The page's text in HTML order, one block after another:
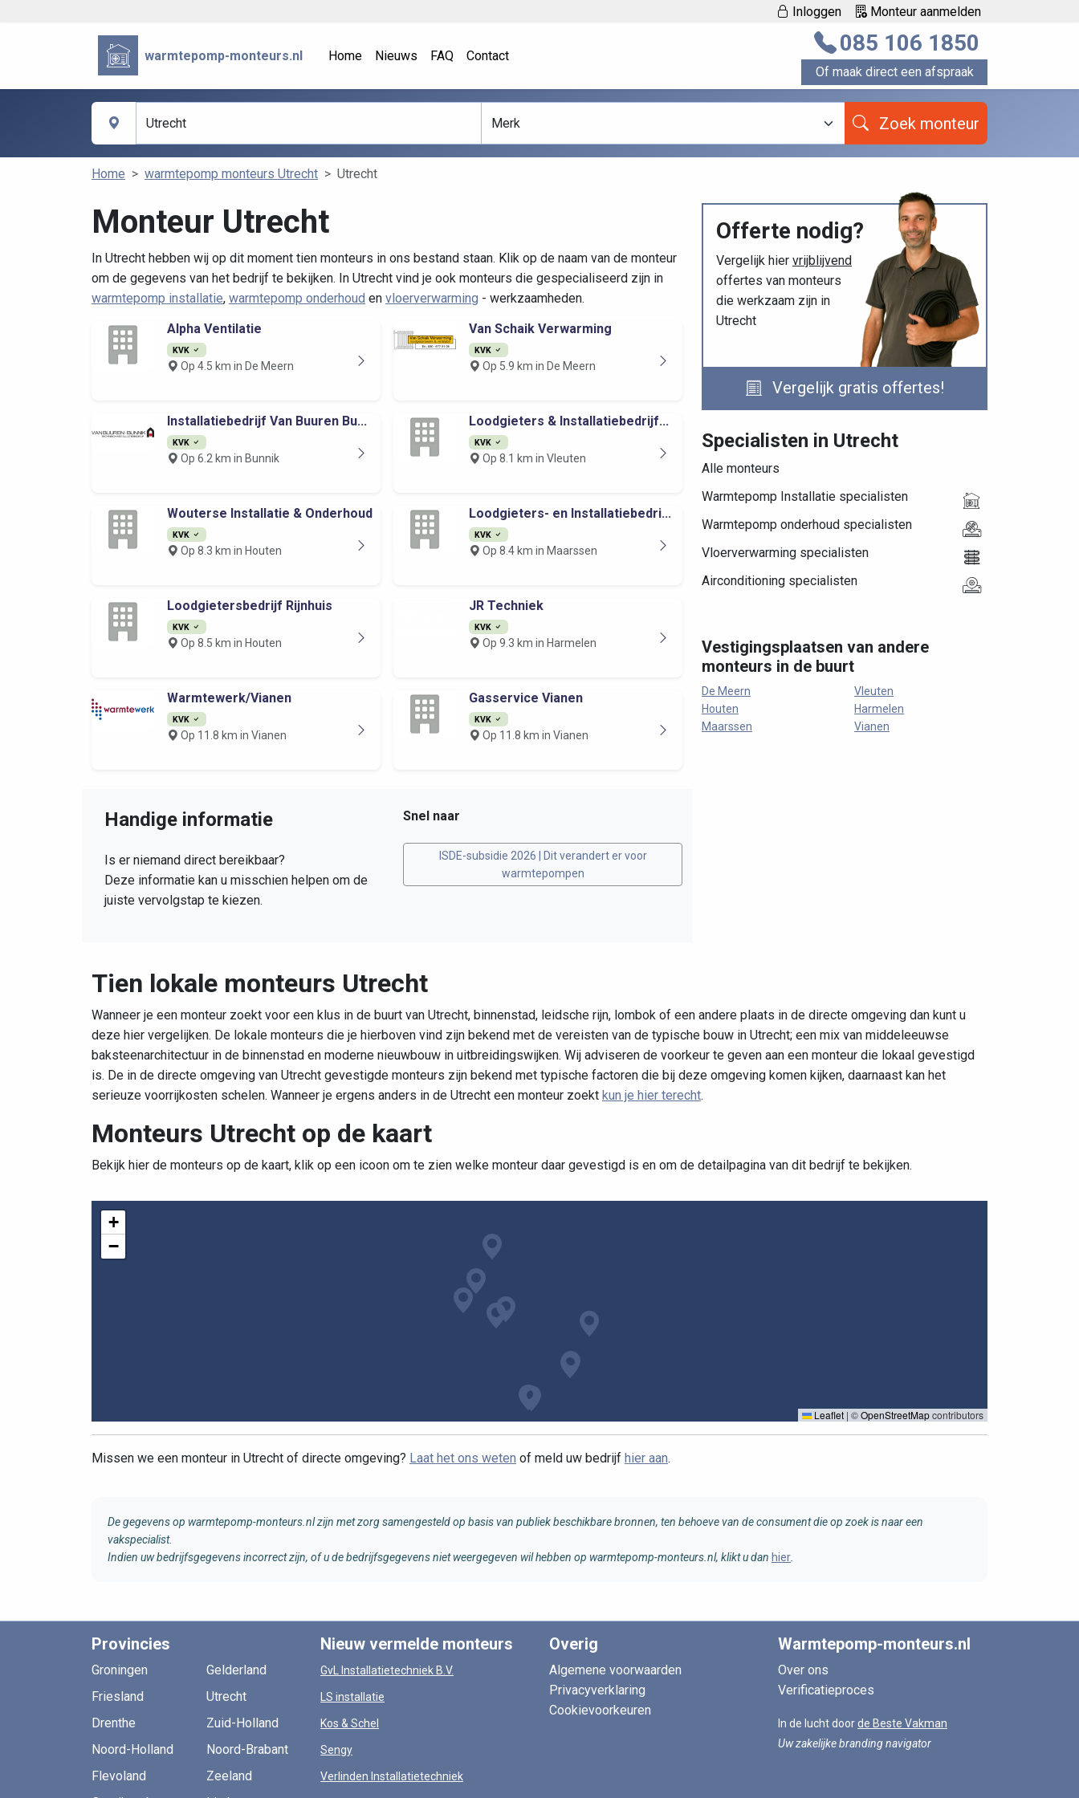
Inloggen Monteur aanmelden
warmtepomp-monteurs.nl Home Nieuws FAQ Contact 085 106 1850
Of maak direct een afspraak
Zoek monteur
Home warmtepomp monteurs Utrecht Utrecht
Monteur Utrecht
In Utrecht hebben wij op dit moment tien monteurs in ons bestand staan. Klik op de naam van de monteur
om de gegevens van het bedrijf te bekijken. In Utrecht vind je ook monteurs die gespecialiseerd zijn in
warmtepomp installatie, warmtepomp onderhoud en vloerverwarming - werkzaamheden.
Alpha Ventilatie
KVK
Op 4.5 km in De Meern
Van Schaik Verwarming
KVK
Op 5.9 km in De Meern
Installatiebedrijf Van Buuren Bu...
KVK
Op 6.2 km in Bunnik
Loodgieters & Installatiebedrijf...
KVK
Op 8.1 km in Vleuten
Wouterse Installatie & Onderhoud
KVK
Op 8.3 km in Houten
Loodgieters- en Installatiebedri...
KVK
Op 8.4 km in Maarssen
Loodgietersbedrijf Rijnhuis
KVK
Op 8.5 km in Houten
JR Techniek
KVK
Op 9.3 km in Harmelen
Warmtewerk/Vianen
KVK
Op 11.8 km in Vianen
Gasservice Vianen
KVK
Op 11.8 km in Vianen
Handige informatie
Is er niemand direct bereikbaar?
Deze informatie kan u misschien helpen om de
juiste vervolgstap te kiezen.
Snel naar
ISDE-subsidie 2026 | Dit verandert er voor
warmtepompen
Offerte nodig?
Vergelijk hier vrijblijvend
offertes van monteurs
die werkzaam zijn in
Utrecht
Vergelijk gratis offertes!
Specialisten in Utrecht
Alle monteurs
Warmtepomp Installatie specialisten
Warmtepomp onderhoud specialisten
Vloerverwarming specialisten
Airconditioning specialisten
Vestigingsplaatsen van andere
monteurs in de buurt
De Meern
Houten
Maarssen
Vleuten
Harmelen
Vianen
Tien lokale monteurs Utrecht
Wanneer je een monteur zoekt voor een klus in de buurt van Utrecht, binnenstad, leidsche rijn, lombok of een andere plaats in de directe omgeving dan kunt u
deze hier vergelijken. De lokale monteurs die je hierboven vind zijn bekend met de vereisten van de typische bouw in Utrecht; een mix van middeleeuwse
baksteenarchitectuur in de binnenstad en moderne nieuwbouw in uitbreidingswijken. Wij adviseren de voorkeur te geven aan een monteur die lokaal gevestigd
is. De in de directe omgeving van Utrecht gevestigde monteurs zijn bekend met typische factoren die bij deze omgeving komen kijken, daarnaast kan het
serieuze voorrijkosten schelen. Wanneer je ergens anders in de Utrecht een monteur zoekt kun je hier terecht.
Monteurs Utrecht op de kaart
Bekijk hier de monteurs op de kaart, klik op een icoon om te zien welke monteur daar gevestigd is en om de detailpagina van dit bedrijf te bekijken.
+
−
Leaflet | ©OpenStreetMapcontributors
Missen we een monteur in Utrecht of directe omgeving? Laat het ons weten of meld uw bedrijf hier aan.
De gegevens op warmtepomp-monteurs.nl zijn met zorg samengesteld op basis van publiek beschikbare bronnen, ten behoeve van de consument die op zoek is naar een
vakspecialist.
Indien uw bedrijfsgegevens incorrect zijn, of u de bedrijfsgegevens niet weergegeven wil hebben op warmtepomp-monteurs.nl, klikt u dan hier
Provincies
Groningen
Friesland
Drenthe
Noord-Holland
Flevoland
Gelderland
Utrecht
Zuid-Holland
Noord-Brabant
Zeeland
Nieuw vermelde monteurs
GvL Installatietechniek B.V.
LS installatie
Kos & Schel
Sengy
Verlinden Installatietechniek
Overig
Algemene voorwaarden
Privacyverklaring
Cookievoorkeuren
Warmtepomp-monteurs.nl
Over ons
Verificatieproces
In de lucht doorde Beste Vakman
Uw zakelijke branding navigator